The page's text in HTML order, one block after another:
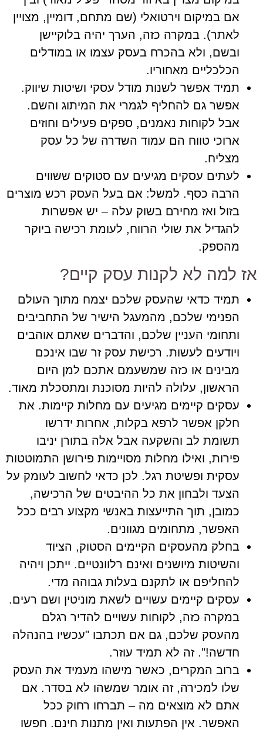
אם במיקום וירטואלי (שם מתחם, דומיין, מצויין
לאתר). במקרה כזה, הערך יהיה בלוקיישן
ובשם, ולא בהכרח בעסק עצמו או במודלים
הכלכליים מאחוריו.
תמיד אפשר לשנות מודל עסקי ושיטות שיווק.
אפשר גם להחליף לגמרי את המיתוג והשם.
אבל לקוחות נאמנים, ספקים פעילים וחוזים
ארוכי טווח הם עמוד השדרה של כל עסק
מצליח.
לעתים עסקים מגיעים עם סטוקים ששווים
הרבה כסף. למשל: אם בעל העסק רכש מוצרים
בזול ואז מחירם בשוק עלה – יש אפשרות
להגדיל את שולי הרווח, לעומת רכישה ביוקר
מהספק.
אז למה לא לקנות עסק קיים?
תמיד כדאי שהעסק שלכם יצמח מתוך העולם
הפנימי שלכם, מהמעגל הישיר של התחביבים
ותחומי העניין שלכם, והדברים שאתם אוהבים
ויודעים לעשות. רכישת עסק זר שבו אינכם
מבינים או כזה שמשעמם אתכם למן היום
הראשון, עלולה להיות מסוכנת ומתסכלת מאוד.
עסקים קיימים מגיעים עם מחלות קיימות. את
חלקן אפשר לרפא בקלות, אחרות ידרשו
תשומת לב והשקעה אבל אלה בתורן יניבו
פירות, ואילו מחלות מסויימות פירושן התמוטטות
עסקית ופשיטת רגל. לכן כדאי לחשוב לעומק על
הצעד ולבחון את כל ההיבטים של הרכישה,
כמובן, תוך התייעצות באנשי מקצוע רבים ככל
האפשר, מתחומים מגוונים.
בחלק מהעסקים הקיימים הסטוק, הציוד
והשיטות מיושנים ואינם רלוונטיים. ייתכן ויהיה
להחליפם או לתקנם בעלות גבוהה מדי.
עסקים קיימים עשויים לשאת מוניטין ושם רעים.
במקרה כזה, לקוחות עשויים להדיר רגלם
מהעסק שלכם, גם אם תכתבו "עכשיו בהנהלה
חדשה!". זה לא תמיד עוזר.
ברוב המקרים, כאשר מישהו מעמיד את העסק
שלו למכירה, זה אומר שמשהו לא בסדר. אם
אתם לא מוצאים מה – תברחו רחוק ככל
האפשר. אין הפתעות ואין מתנות חינם. חפשו